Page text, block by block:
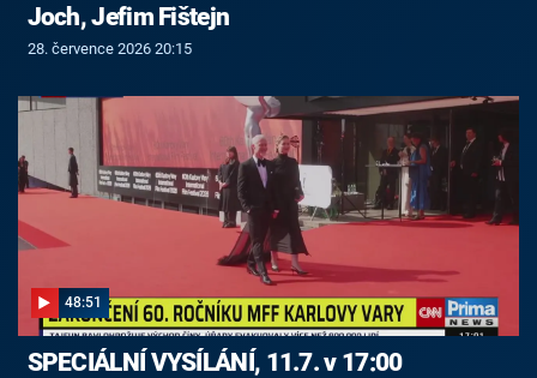
Joch, Jefim Fištejn
28. července 2026 20:15
48:51
SPECIÁLNÍ VYSÍLÁNÍ, 11.7. v 17:00